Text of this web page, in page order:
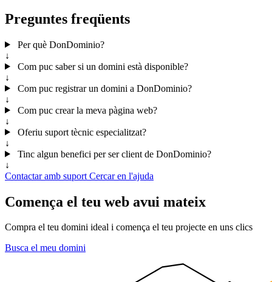
Preguntes freqüents
Per què DonDominio?
↓
Com puc saber si un domini està disponible?
↓
Com puc registrar un domini a DonDominio?
↓
Com puc crear la meva pàgina web?
↓
Oferiu suport tècnic especialitzat?
↓
Tinc algun benefici per ser client de DonDominio?
↓
Contactar amb suport Cercar en l'ajuda
Comença el teu web avui mateix
Compra el teu domini ideal i comença el teu projecte en uns clics
Busca el meu domini